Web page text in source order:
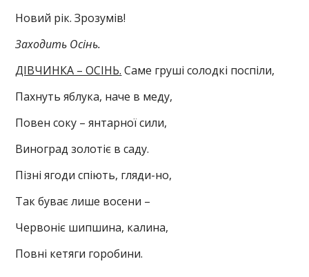
Новий рік. Зрозумів!
Заходить Осінь.
ДІВЧИНКА – ОСІНЬ. Саме груші солодкі поспіли,
Пахнуть яблука, наче в меду,
Повен соку – янтарної сили,
Виноград золотіє в саду.
Пізні ягоди спіють, гляди-но,
Так буває лише восени –
Червоніє шипшина, калина,
Повні кетяги горобини.